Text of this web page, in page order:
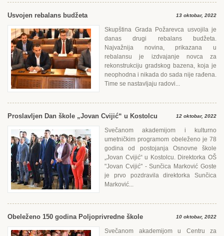
Usvojen rebalans budžeta 13 oktobar, 2022
Skupština Grada Požarevca usvojila je
danas drugi rebalans budžeta.
Najvažnija novina, prikazana u
rebalansu je izdvajanje novca za
rekonstrukciju gradskog bazena, koja je
neophodna i nikada do sada nije rađena.
Time se nastavljaju radovi...
Proslavljen Dan škole „Jovan Cvijić“ u Kostolcu 12 oktobar, 2022
Svečanom akademijom i kulturno
umetničkim programom obeleženo je 78
godina od postojanja Osnovne škole
„Jovan Cvijić“ u Kostolcu. Direktorka OŠ
"Jovan Cvijić" - Sunčica Marković Goste
je prvo pozdravila direktorka Sunčica
Marković...
Obeleženo 150 godina Poljoprivredne škole 10 oktobar, 2022
Svečanom akademijom u Centru za